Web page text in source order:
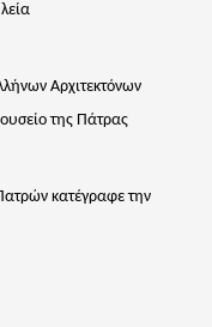
Αρχιτεκτόνων
της Πάτρας
κατέγραφε την